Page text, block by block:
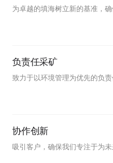
为卓越的填海树立新的基准，
负责任采矿
致力于以环境管理为优先的负
协作创新
吸引客户，确保我们专注于为